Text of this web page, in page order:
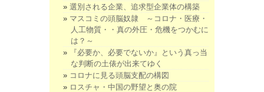
選別される企業、追求型企業体の構築
マスコミの頭脳奴隷 ～コロナ・医療・
人工物質・・真の外圧・危機をつかむに
は？～
『必要か、必要でないか』という真っ当
な判断の土俵が出来てゆく
コロナに見る頭脳支配の構図
ロスチャ・中国の野望と奥の院